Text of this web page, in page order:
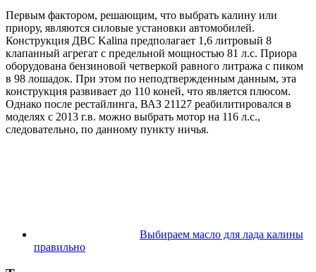
Первым фактором, решающим, что выбрать калину или
приору, являются силовые установки автомобилей.
Конструкция ДВС Kalina предполагает 1,6 литровый 8
клапанный агрегат с предельной мощностью 81 л.с. Приора
оборудована бензиновой четверкой равного литража с пиком
в 98 лошадок. При этом по неподтвержденным данным, эта
конструкция развивает до 110 коней, что является плюсом.
Однако после рестайлинга, ВАЗ 21127 реабилитировался в
моделях с 2013 г.в. можно выбрать мотор на 116 л.с.,
следовательно, по данному пункту ничья.
Выбираем масло для лада калины
правильно